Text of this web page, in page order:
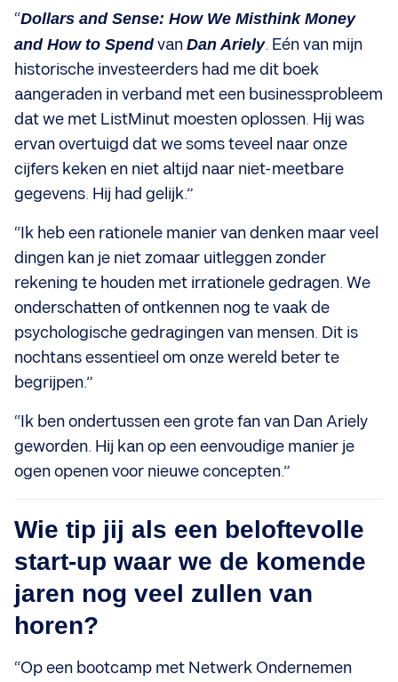
“Dollars and Sense: How We Misthink Money
and How to Spend van Dan Ariely. Eén van mijn
historische investeerders had me dit boek
aangeraden in verband met een businessprobleem
dat we met ListMinut moesten oplossen. Hij was
ervan overtuigd dat we soms teveel naar onze
cijfers keken en niet altijd naar niet-meetbare
gegevens. Hij had gelijk.”
“Ik heb een rationele manier van denken maar veel
dingen kan je niet zomaar uitleggen zonder
rekening te houden met irrationele gedragen. We
onderschatten of ontkennen nog te vaak de
psychologische gedragingen van mensen. Dit is
nochtans essentieel om onze wereld beter te
begrijpen.”
“Ik ben ondertussen een grote fan van Dan Ariely
geworden. Hij kan op een eenvoudige manier je
ogen openen voor nieuwe concepten.”
Wie tip jij als een beloftevolle
start-up waar we de komende
jaren nog veel zullen van
horen?
“Op een bootcamp met Netwerk Ondernemen